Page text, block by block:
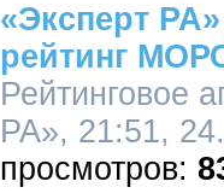
«Эксперт
рейтинг
Рейтинговое
РА», 21:51,